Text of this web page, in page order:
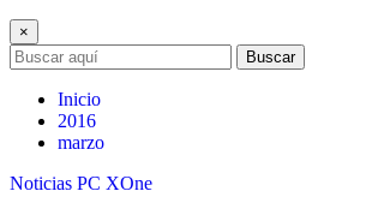
×
Buscar
Inicio
2016
marzo
Noticias PC XOne